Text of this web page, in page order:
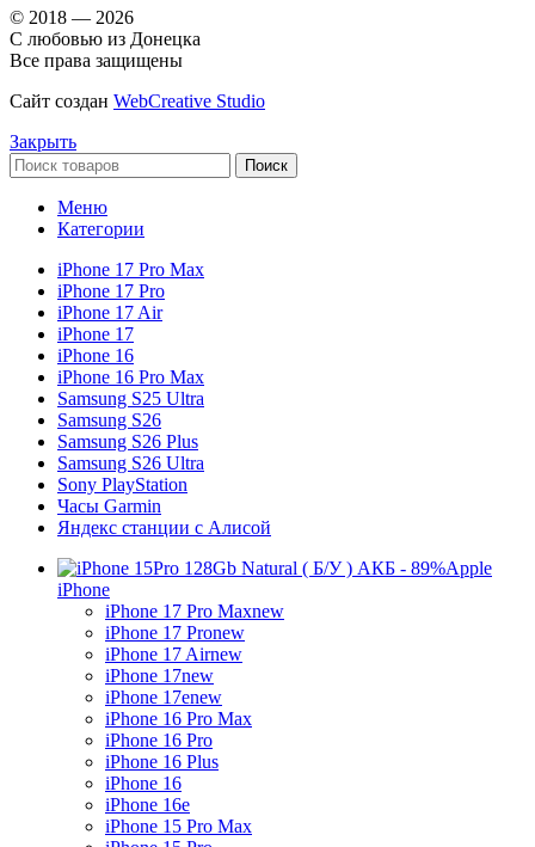
© 2018 — 2026
С любовью из Донецка
Все права защищены
Сайт создан WebCreative Studio
Закрыть
Поиск
Меню
Категории
iPhone 17 Pro Max
iPhone 17 Pro
iPhone 17 Air
iPhone 17
iPhone 16
iPhone 16 Pro Max
Samsung S25 Ultra
Samsung S26
Samsung S26 Plus
Samsung S26 Ultra
Sony PlayStation
Часы Garmin
Яндекс станции с Алисой
Apple
iPhone
iPhone 17 Pro Maxnew
iPhone 17 Pronew
iPhone 17 Airnew
iPhone 17new
iPhone 17enew
iPhone 16 Pro Max
iPhone 16 Pro
iPhone 16 Plus
iPhone 16
iPhone 16e
iPhone 15 Pro Max